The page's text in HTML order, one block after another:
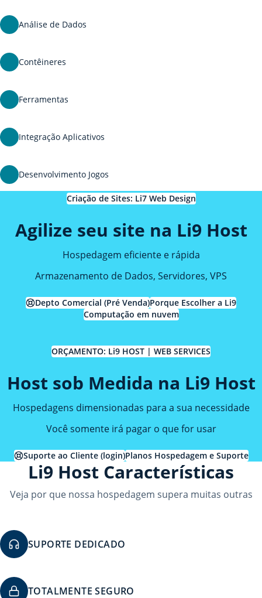
Análise de Dados
Contêineres
Ferramentas
Integração Aplicativos
Desenvolvimento Jogos
Criação de Sites: Li7 Web Design
Agilize seu site na Li9 Host
Hospedagem eficiente e rápida
Armazenamento de Dados, Servidores, VPS
Depto Comercial (Pré Venda)Porque Escolher a Li9
Computação em nuvem
ORÇAMENTO: Li9 HOST | WEB SERVICES
Host sob Medida na Li9 Host
Hospedagens dimensionadas para a sua necessidade
Você somente irá pagar o que for usar
Suporte ao Cliente (login)Planos Hospedagem e Suporte
Li9 Host Características
Veja por que nossa hospedagem supera muitas outras
SUPORTE DEDICADO
TOTALMENTE SEGURO